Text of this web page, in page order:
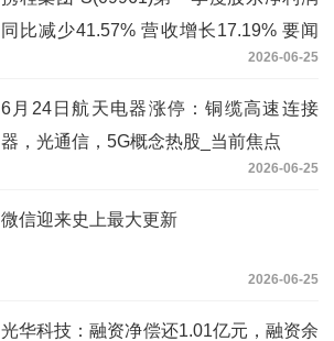
同比减少41.57% 营收增长17.19% 要闻
2026-06-25
6月24日航天电器涨停：铜缆高速连接
器，光通信，5G概念热股_当前焦点
2026-06-25
微信迎来史上最大更新
2026-06-25
光华科技：融资净偿还1.01亿元，融资余